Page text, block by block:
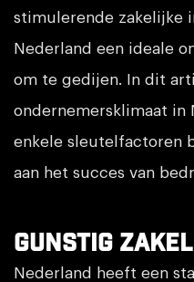
stimulerende zakelijke
Nederland een ideale
om te gedijen. In dit
ondernemersklimaat in
enkele sleutelfactoren
aan het succes van
Gunstig
Nederland heeft een